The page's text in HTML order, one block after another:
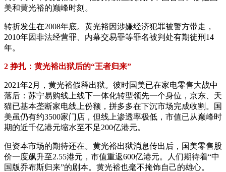
美和黄光裕的巅峰时刻。
转折发生在2008年底。黄光裕因涉嫌经济犯罪被警方带走，
2010年因非法经营罪、内幕交易罪等罪名被判处有期徒刑14
年。
2 挣扎：黄光裕出狱后的“王者归来”
2021年2月，黄光裕假释出狱。彼时国美已在家电零售大战中
落后：苏宁易购线上线下一体化转型领先一个身位，京东、天
猫已基本垄断家电线上份额，拼多多在下沉市场完成收割。国
美虽仍有约3500家门店，但线上渗透率极低，市值已从巅峰时
期的近千亿港元缩水至不足200亿港元。
但资本市场的期待还在。黄光裕出狱消息传出后，国美零售股
价一度飙升至2.55港元，市值重返600亿港元。人们期待着“中
国版乔布斯归来”的剧本。黄光裕也毫不掩饰自己的雄心。